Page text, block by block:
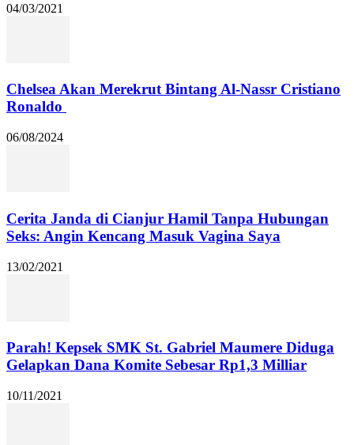
04/03/2021
Chelsea Akan Merekrut Bintang Al-Nassr Cristiano
Ronaldo
06/08/2024
Cerita Janda di Cianjur Hamil Tanpa Hubungan
Seks: Angin Kencang Masuk Vagina Saya
13/02/2021
Parah! Kepsek SMK St. Gabriel Maumere Diduga
Gelapkan Dana Komite Sebesar Rp1,3 Milliar
10/11/2021